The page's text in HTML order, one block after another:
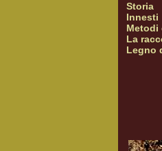
Storia
Innesti
Metodi
La
Legno